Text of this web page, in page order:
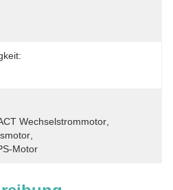
Wechselstrommotor
Motor